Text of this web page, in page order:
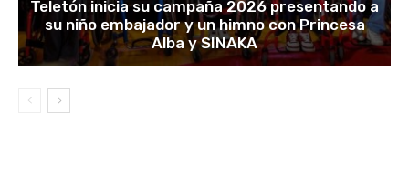
Teletón inicia su campaña 2026 presentando a
su niño embajador y un himno con Princesa
Alba y SINAKA